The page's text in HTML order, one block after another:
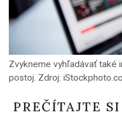
Zvykneme vyhľadávať také
postoj. Zdroj:
PREČÍTAJTE